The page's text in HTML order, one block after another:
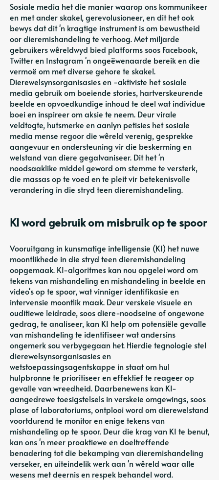
Sosiale media het die manier waarop ons kommunikeer
en met ander skakel, gerevolusioneer, en dit het ook
bewys dat dit 'n kragtige instrument is om bewustheid
oor dieremishandeling te verhoog. Met miljarde
gebruikers wêreldwyd bied platforms soos Facebook,
Twitter en Instagram 'n ongeëwenaarde bereik en die
vermoë om met diverse gehore te skakel.
Dierewelsynsorganisasies en -aktiviste het sosiale
media gebruik om boeiende stories, hartverskeurende
beelde en opvoedkundige inhoud te deel wat individue
boei en inspireer om aksie te neem. Deur virale
veldtogte, hutsmerke en aanlyn petisies het sosiale
media mense regoor die wêreld verenig, gesprekke
aangevuur en ondersteuning vir die beskerming en
welstand van diere gegalvaniseer. Dit het 'n
noodsaaklike middel geword om stemme te versterk,
die massas op te voed en te pleit vir betekenisvolle
verandering in die stryd teen dieremishandeling.
KI word gebruik om misbruik op te spoor
Vooruitgang in kunsmatige intelligensie (KI) het nuwe
moontlikhede in die stryd teen dieremishandeling
oopgemaak. KI-algoritmes kan nou opgelei word om
tekens van mishandeling en mishandeling in beelde en
video's op te spoor, wat vinniger identifikasie en
intervensie moontlik maak. Deur verskeie visuele en
ouditiewe leidrade, soos diere-noodseine of ongewone
gedrag, te analiseer, kan KI help om potensiële gevalle
van mishandeling te identifiseer wat andersins
ongemerk sou verbygegaan het. Hierdie tegnologie stel
dierewelsynsorganisasies en
wetstoepassingsagentskappe in staat om hul
hulpbronne te prioritiseer en effektief te reageer op
gevalle van wreedheid. Daarbenewens kan KI-
aangedrewe toesigstelsels in verskeie omgewings, soos
plase of laboratoriums, ontplooi word om dierewelstand
voortdurend te monitor en enige tekens van
mishandeling op te spoor. Deur die krag van KI te benut,
kan ons 'n meer proaktiewe en doeltreffende
benadering tot die bekamping van dieremishandeling
verseker, en uiteindelik werk aan 'n wêreld waar alle
wesens met deernis en respek behandel word.